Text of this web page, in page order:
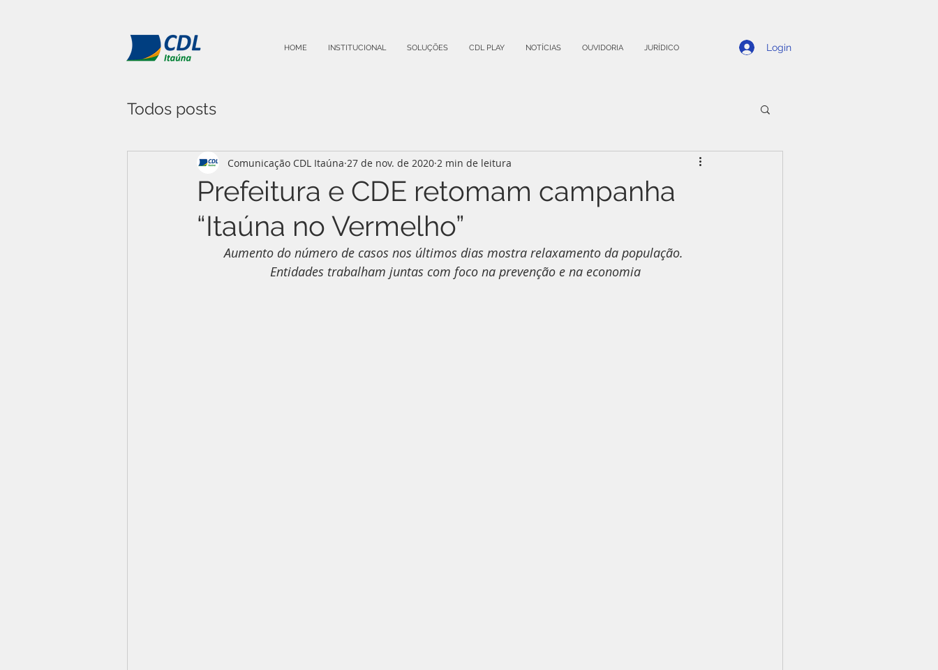
HOME INSTITUCIONAL SOLUÇÕES CDL PLAY NOTÍCIAS OUVIDORIA JURÍDICO Login
Todos posts
Prefeitura e CDE retomam campanha
“Itaúna no Vermelho”
Comunicação CDL Itaúna 27 de nov. de 2020 2 min de leitura
Aumento do número de casos nos últimos dias mostra relaxamento da população.
Entidades trabalham juntas com foco na prevenção e na economia